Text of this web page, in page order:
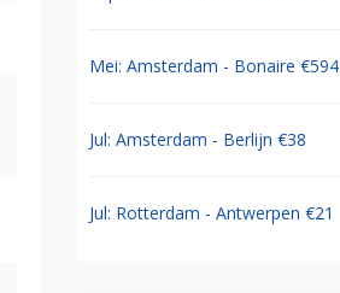
Mei: Amsterdam - Bonaire €594
Jul: Amsterdam - Berlijn €38
Jul: Rotterdam - Antwerpen €21